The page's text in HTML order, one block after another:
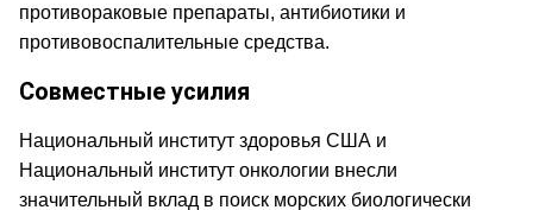
противораковые препараты, антибиотики и
противовоспалительные средства.
Совместные усилия
Национальный институт здоровья США и
Национальный институт онкологии внесли
значительный вклад в поиск морских биологически